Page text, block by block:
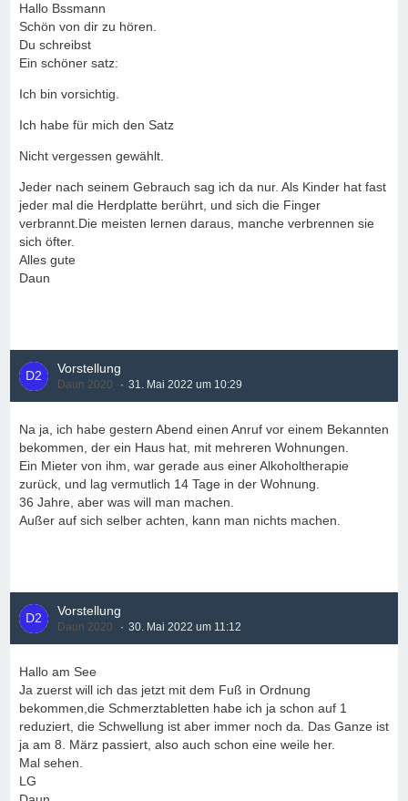
Hallo Bssmann
Schön von dir zu hören.
Du schreibst
Ein schöner satz:
Ich bin vorsichtig.
Ich habe für mich den Satz
Nicht vergessen gewählt.
Jeder nach seinem Gebrauch sag ich da nur. Als Kinder hat fast
jeder mal die Herdplatte berührt, und sich die Finger
verbrannt.Die meisten lernen daraus, manche verbrennen sie
sich öfter.
Alles gute
Daun
Vorstellung
Daun 2020 31. Mai 2022 um 10:29
Na ja, ich habe gestern Abend einen Anruf vor einem Bekannten
bekommen, der ein Haus hat, mit mehreren Wohnungen.
Ein Mieter von ihm, war gerade aus einer Alkoholtherapie
zurück, und lag vermutlich 14 Tage in der Wohnung.
36 Jahre, aber was will man machen.
Außer auf sich selber achten, kann man nichts machen.
Vorstellung
Daun 2020 30. Mai 2022 um 11:12
Hallo am See
Ja zuerst will ich das jetzt mit dem Fuß in Ordnung
bekommen,die Schmerztabletten habe ich ja schon auf 1
reduziert, die Schwellung ist aber immer noch da. Das Ganze ist
ja am 8. März passiert, also auch schon eine weile her.
Mal sehen.
LG